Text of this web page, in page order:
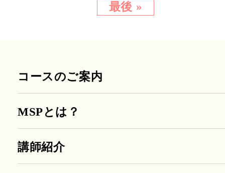
最後 »
コースのご案内
MSPとは？
講師紹介